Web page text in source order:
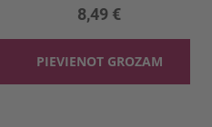
8,49 €
PIEVIENOT GROZAM